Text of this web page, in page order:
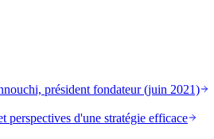
président fondateur (juin 2021)
d'une stratégie efficace